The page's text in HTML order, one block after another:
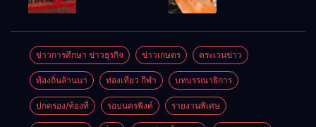
เขตครบ ย้ำจะ
กลับมาทวง
เก้าอี้คืน
ลบ.ม. ให้
เกษตรกว่า 1
แสนไร่
ข่าวการศึกษา ข่าวธุรกิจ ข่าวเกษตร ตระเวนข่าว
ท้องถิ่นล้านนา ท่องเที่ยว กีฬา บทบรรณาธิการ
ปกครอง/ท้องที่ รอบนครพิงค์ รายงานพิเศษ